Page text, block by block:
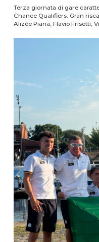
Terza giornata di gare
Chance Qualifiers. Gran
Alizée Piana, Flavio Frisetti,